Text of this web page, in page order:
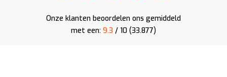
Onze klanten beoordelen ons gemiddeld
met een: 9.3 / 10 (33.877)